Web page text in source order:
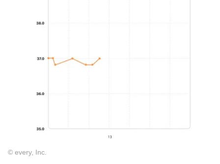
© every, Inc.